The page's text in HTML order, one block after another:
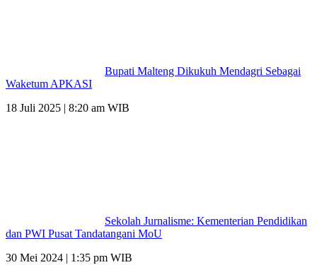
Bupati Malteng Dikukuh Mendagri Sebagai
Waketum APKASI
18 Juli 2025 | 8:20 am WIB
Sekolah Jurnalisme: Kementerian Pendidikan
dan PWI Pusat Tandatangani MoU
30 Mei 2024 | 1:35 pm WIB